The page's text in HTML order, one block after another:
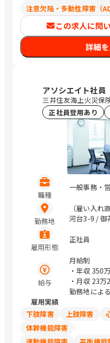
注意欠陥・多動性障害（
この求人に問
詳細
アソシエイト社員
三井住友海上火災保
正社員登用あり
職種
一般事務・
勤務地
（雇い入れ
河台3-9 / 御
雇用形態
正社員
給与
月給制
・年収 350
・月収 23万
勤務地によ
雇用実績
下肢障害
上肢障害
体幹機能障害